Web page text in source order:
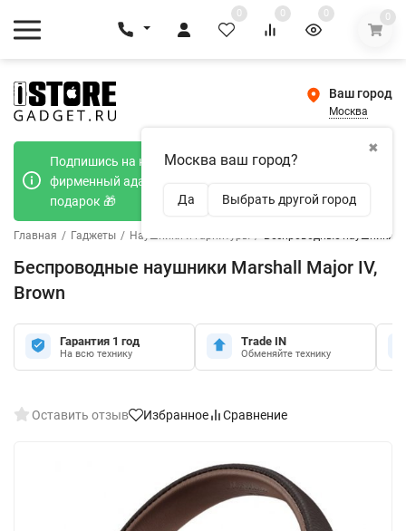
0 0 0 0
Ваш город
Москва
✖
Москва ваш город?
Да Выбрать другой город
Подпишись на наш телеграмм канал и получи
фирменный адаптер Type-C 20W при покупке в
подарок 🎁
Главная / Гаджеты / Наушники и гарнитуры / Беспроводные наушники
Беспроводные наушники Marshall Major IV,
Brown
Гарантия 1 год
На всю технику
Trade IN
Обменяйте технику
Оставить отзыв Избранное Сравнение